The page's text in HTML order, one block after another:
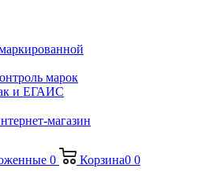
марок
и ЕГАИС
0 Корзина0 0